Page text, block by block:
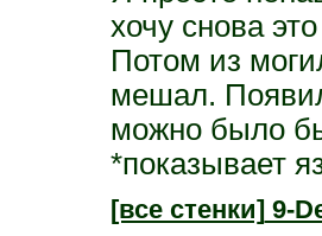
хочу снова
Потом из
мешал.
можно было
*показывает
[все стенки]9-